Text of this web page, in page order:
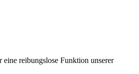
reibungslose Funktion unserer